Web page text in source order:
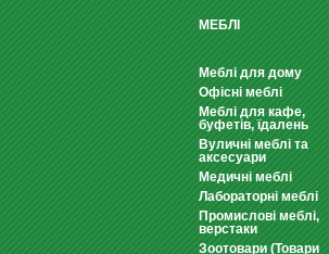
МЕБЛІ
Меблі для дому
Офісні меблі
Меблі для кафе,
буфетів, їдалень
Вуличні меблі та
аксесуари
Медичні меблі
Лабораторні меблі
Промислові меблі,
верстаки
Зоотовари (Товари